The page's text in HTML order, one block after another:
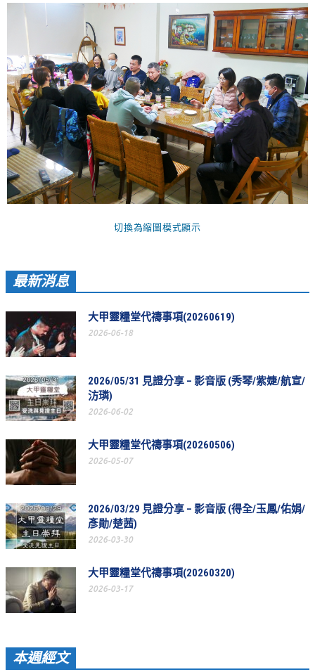
苑裡靈糧堂
主日信息
特會信息
每週經句
見證分享
聚會小組
兒童主日學
兒童主日學活動影音
青少牧區活動影音
大社青小組
滿溢小組
新婦小組
成人牧區
和平小組
溫柔小組
大安小組
上騰小組
松柏牧區
禱告守望
切換為縮圖模式顯示
最新消息
大甲靈糧堂代禱事項(20260619)
2026-06-18
2026/05/31 見證分享 – 影音版 (秀琴/紫婕/航宣/
汸璘)
2026-06-02
大甲靈糧堂代禱事項(20260506)
2026-05-07
2026/03/29 見證分享 – 影音版 (得全/玉鳳/佑娟/
彥勛/楚茜)
2026-03-30
大甲靈糧堂代禱事項(20260320)
2026-03-17
本週經文